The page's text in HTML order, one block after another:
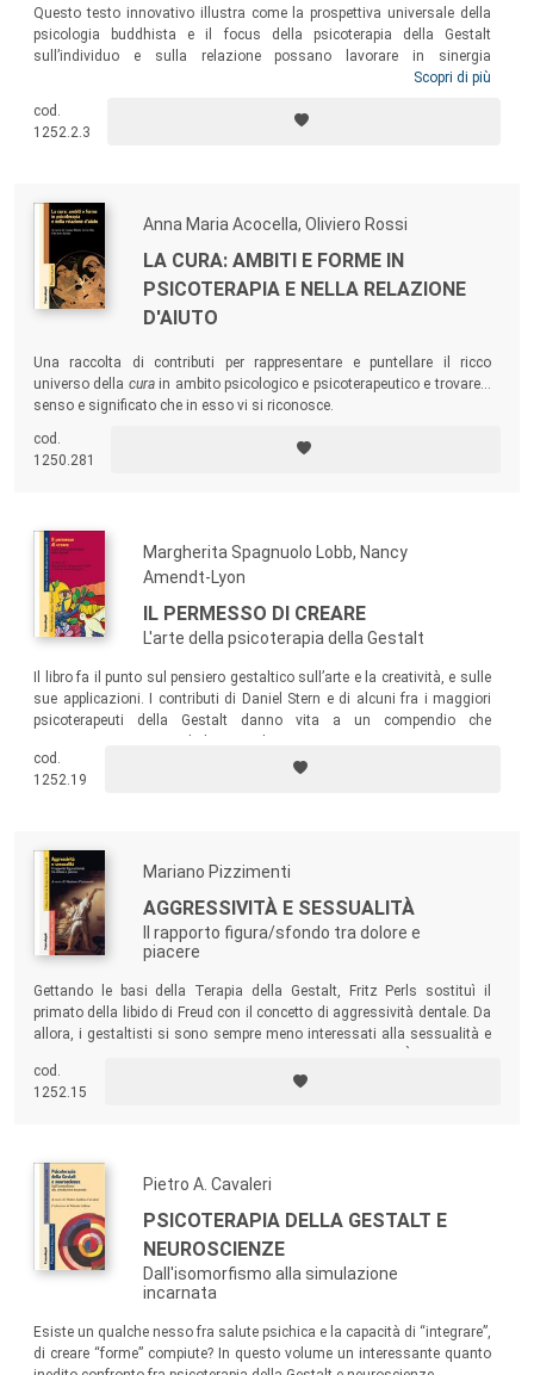
Questo testo innovativo illustra come la prospettiva universale della
psicologia buddhista e il focus della psicoterapia della Gestalt
sull’individuo e sulla relazione possano lavorare in sinergia
nell’affrontare il tema fondamentale della sofferenza umana. Lo spirito
olistica e relazionale, possono fornire agli psicoterapeuti di ogni
orientamento una più ampia comprensione clinica e il “know how” per
Scopri di più
cod.
1252.2.3
Anna Maria Acocella, Oliviero Rossi
LA CURA: AMBITI E FORME IN
PSICOTERAPIA E NELLA RELAZIONE
D'AIUTO
Una raccolta di contributi per rappresentare e puntellare il ricco
universo della cura in ambito psicologico e psicoterapeutico e trovare il
senso e significato che in esso vi si riconosce.
cod.
1250.281
Margherita Spagnuolo Lobb, Nancy
Amendt-Lyon
IL PERMESSO DI CREARE
L'arte della psicoterapia della Gestalt
Il libro fa il punto sul pensiero gestaltico sull’arte e la creatività, e sulle
sue applicazioni. I contributi di Daniel Stern e di alcuni fra i maggiori
psicoterapeuti della Gestalt danno vita a un compendio che
europei e statunitensi dell’approccio gestaltico.
cod.
1252.19
Mariano Pizzimenti
AGGRESSIVITÀ E SESSUALITÀ
Il rapporto figura/sfondo tra dolore e
piacere
Gettando le basi della Terapia della Gestalt, Fritz Perls sostituì il
primato della libido di Freud con il concetto di aggressività dentale. Da
allora, i gestaltisti si sono sempre meno interessati alla sessualità e
momento, sostiene l’autore, di superare le false dicotomie e di
ripensare la relazione tra aggressività e sessualità come un flusso
cod.
1252.15
Pietro A. Cavaleri
PSICOTERAPIA DELLA GESTALT E
NEUROSCIENZE
Dall'isomorfismo alla simulazione
incarnata
Esiste un qualche nesso fra salute psichica e la capacità di “integrare”,
di creare “forme” compiute? In questo volume un interessante quanto